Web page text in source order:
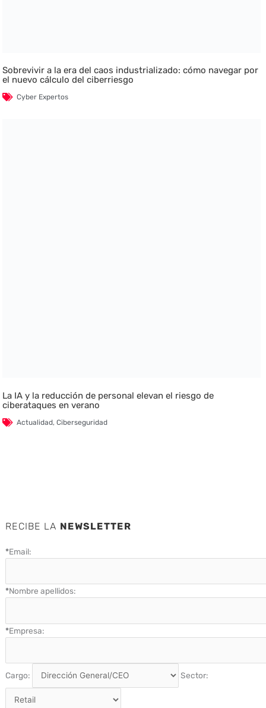
Sobrevivir a la era del caos industrializado: cómo navegar por
el nuevo cálculo del ciberriesgo
Cyber Expertos
La IA y la reducción de personal elevan el riesgo de
ciberataques en verano
Actualidad,Ciberseguridad
RECIBE LA NEWSLETTER
*Email:
*Nombre apellidos:
*Empresa:
Cargo: Sector: